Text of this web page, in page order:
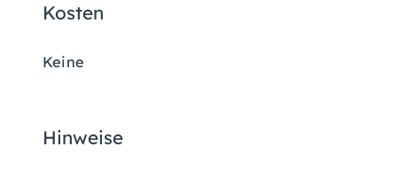
Kosten
Keine
Hinweise